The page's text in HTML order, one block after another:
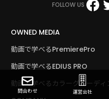
FOLLOW US
OWNED MEDIA
動画で学べるPremierePro
動画で学べるEDIUS PRO
動画で学べるカラーグレーディ
問合わせ 運営会社